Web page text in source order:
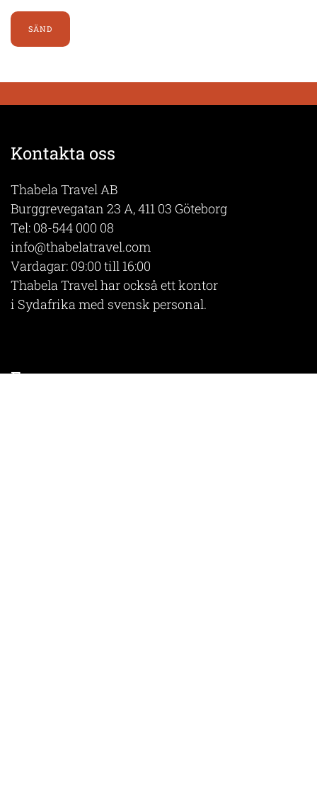
SÄND
Kontakta oss
Thabela Travel AB
Burggrevegatan 23 A, 411 03 Göteborg
Tel: 08-544 000 08
info@thabelatravel.com
Vardagar: 09:00 till 16:00
Thabela Travel har också ett kontor
i Sydafrika med svensk personal.
Evenemang